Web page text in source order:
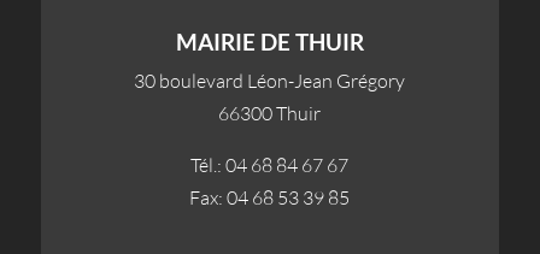
MAIRIE DE THUIR
30 boulevard Léon-Jean Grégory
66300 Thuir
Tél.: 04 68 84 67 67
Fax: 04 68 53 39 85